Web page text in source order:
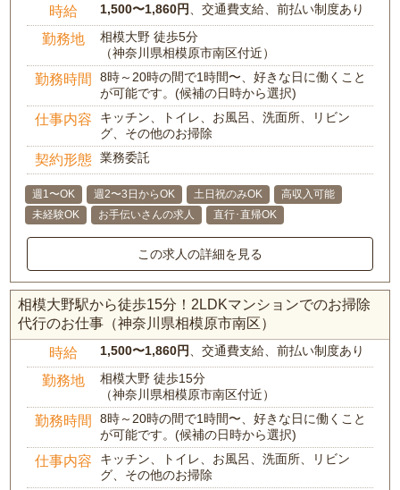
時給 1,500〜1,860円 、交通費支給、前払い制度あり
勤務地
相模大野 徒歩5分
（神奈川県相模原市南区付近）
勤務時間
8時～20時の間で1時間〜、好きな日に働くこと
が可能です。(候補の日時から選択)
仕事内容
キッチン、トイレ、お風呂、洗面所、リビン
グ、その他のお掃除
契約形態 業務委託
週1〜OK 週2〜3日からOK 土日祝のみOK
高収入可能
未経験OK
お手伝いさんの求人 直行･直帰OK
この求人の詳細を見る
相模大野駅から徒歩15分！2LDKマンションでのお掃除
代行のお仕事（神奈川県相模原市南区）
時給 1,500〜1,860円 、交通費支給、前払い制度あり
勤務地
相模大野 徒歩15分
（神奈川県相模原市南区付近）
勤務時間
8時～20時の間で1時間〜、好きな日に働くこと
が可能です。(候補の日時から選択)
仕事内容
キッチン、トイレ、お風呂、洗面所、リビン
グ、その他のお掃除